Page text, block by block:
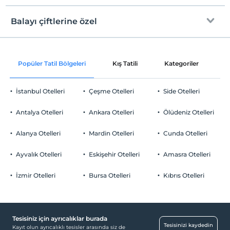
Ücretsiz Wi-fi
Otopark (Tesis bünyesinde)
Barbekü olanağı
Sağlık
Check/in
En erken saat 15:00 ve sonrası
Check/out
Evcil Hayvan
Sigara
Çocuklar
Her bir oda için 1. çocuk 17 yaşına kadar ücretsizdir
Her bir oda için 2. çocuk 17 yaşına kadar ücretsizdir
Balayı çiftlerine özel
Odaya meyve sepeti ikramı
Popüler Tatil Bölgeleri Kış Tatili Kategoriler
İstanbul Otelleri
Antalya Otelleri
Alanya Otelleri
Ayvalık Otelleri
İzmir Otelleri
Çeşme Otelleri
Ankara Otelleri
Mardin Otelleri
Eskişehir Otelleri
Bursa Otelleri
Side Otelleri
Ölüdeniz Otelleri
Cunda Otelleri
Amasra Otelleri
Kıbrıs Otelleri
Tesisiniz için ayrıcalıklar burada
Kayıt olun ayrıcalıklı tesisler arasında siz de
Tesisinizi kaydedin